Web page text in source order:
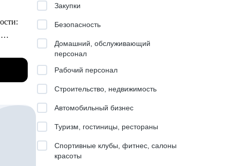
Закупки
Безопасность
Домашний, обслуживающий
персонал
Рабочий персонал
Строительство, недвижимость
Автомобильный бизнес
Туризм, гостиницы, рестораны
Спортивные клубы, фитнес, салоны
красоты